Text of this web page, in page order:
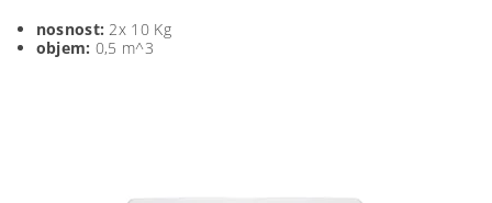
nosnost: 2x 10 Kg
objem: 0,5 m^3